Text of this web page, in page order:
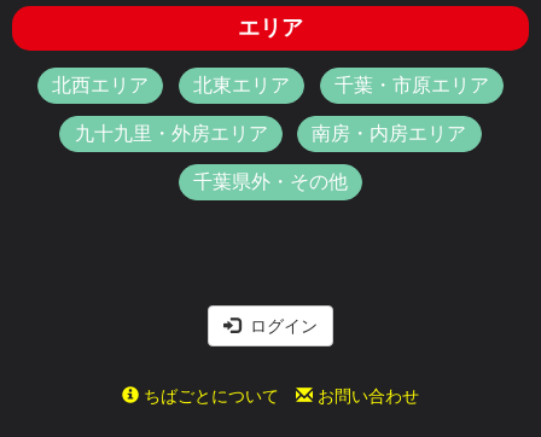
エリア
北西エリア 北東エリア 千葉・市原エリア
九十九里・外房エリア 南房・内房エリア
千葉県外・その他
ログイン
ちばごとについて お問い合わせ